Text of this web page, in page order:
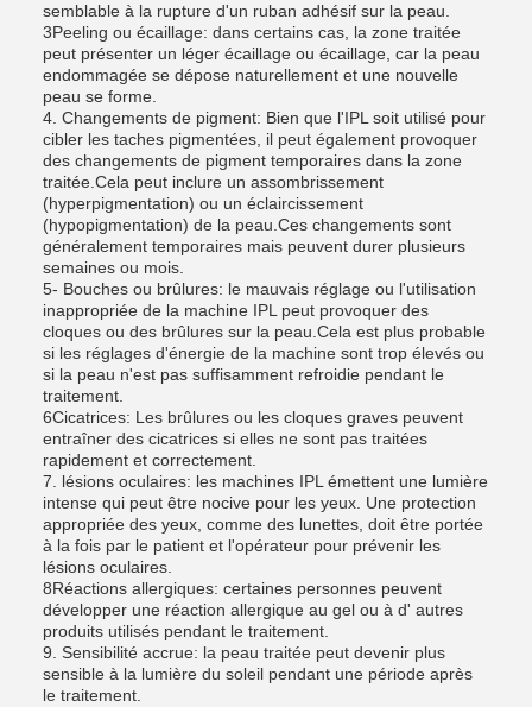
semblable à la rupture d'un ruban adhésif sur la peau.
3Peeling ou écaillage: dans certains cas, la zone traitée
peut présenter un léger écaillage ou écaillage, car la peau
endommagée se dépose naturellement et une nouvelle
peau se forme.
4. Changements de pigment: Bien que l'IPL soit utilisé pour
cibler les taches pigmentées, il peut également provoquer
des changements de pigment temporaires dans la zone
traitée.Cela peut inclure un assombrissement
(hyperpigmentation) ou un éclaircissement
(hypopigmentation) de la peau.Ces changements sont
généralement temporaires mais peuvent durer plusieurs
semaines ou mois.
5- Bouches ou brûlures: le mauvais réglage ou l'utilisation
inappropriée de la machine IPL peut provoquer des
cloques ou des brûlures sur la peau.Cela est plus probable
si les réglages d'énergie de la machine sont trop élevés ou
si la peau n'est pas suffisamment refroidie pendant le
traitement.
6Cicatrices: Les brûlures ou les cloques graves peuvent
entraîner des cicatrices si elles ne sont pas traitées
rapidement et correctement.
7. lésions oculaires: les machines IPL émettent une lumière
intense qui peut être nocive pour les yeux. Une protection
appropriée des yeux, comme des lunettes, doit être portée
à la fois par le patient et l'opérateur pour prévenir les
lésions oculaires.
8Réactions allergiques: certaines personnes peuvent
développer une réaction allergique au gel ou à d' autres
produits utilisés pendant le traitement.
9. Sensibilité accrue: la peau traitée peut devenir plus
sensible à la lumière du soleil pendant une période après
le traitement.